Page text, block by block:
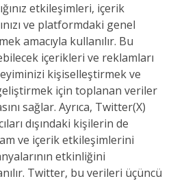
etkileşimleri, içerik
ve platformdaki genel
amacıyla kullanılır. Bu
içerikleri ve reklamları
kişiselleştirmek ve
için toplanan veriler
sağlar. Ayrıca, Twitter(X)
dışındaki kişilerin de
ve içerik etkileşimlerini
etkinliğini
Twitter, bu verileri üçüncü